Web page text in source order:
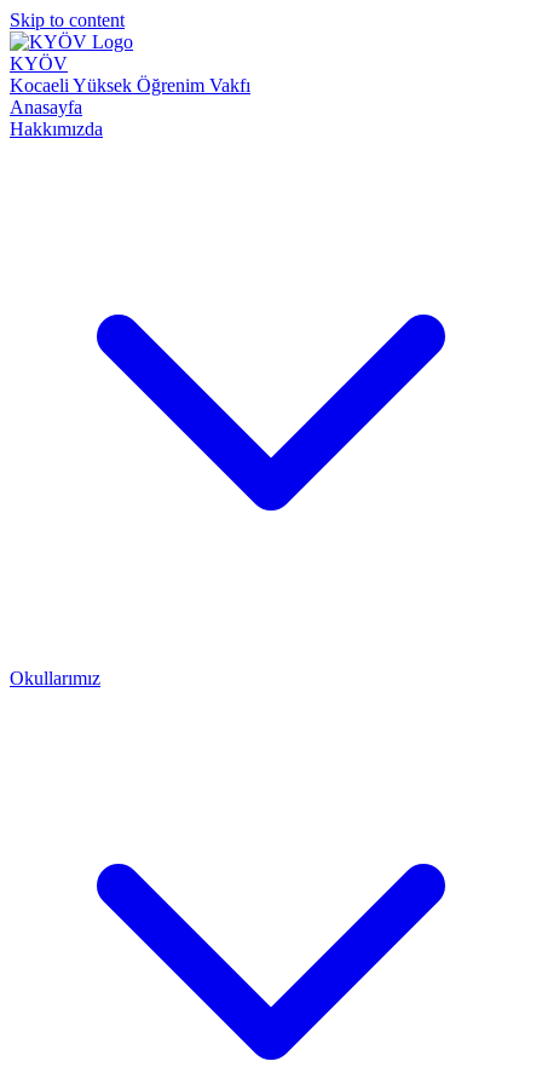
Skip to content
KYÖV
Kocaeli Yüksek Öğrenim Vakfı
Anasayfa
Hakkımızda
Okullarımız